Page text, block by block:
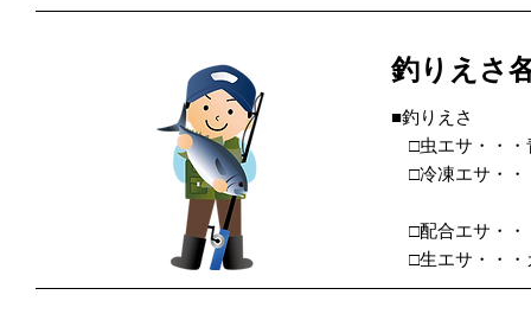
釣りえさ
■釣りえさ
□虫エサ・・・
□冷凍エサ・・
□配合エサ・・
□生エサ・・・